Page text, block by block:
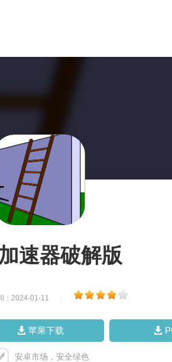
速器破解版
：2024-01-11
苹果下载
安卓市场，安全绿色